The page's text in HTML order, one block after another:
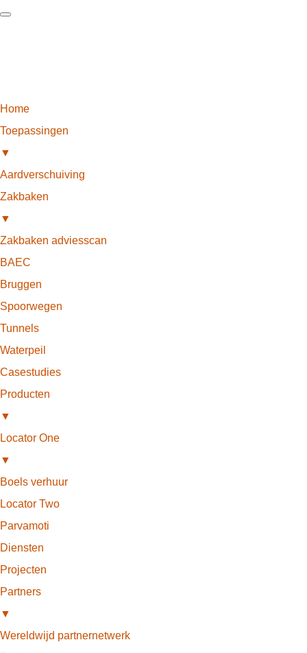
Home
Toepassingen
▼
Aardverschuiving
Zakbaken
▼
Zakbaken adviesscan
BAEC
Bruggen
Spoorwegen
Tunnels
Waterpeil
Casestudies
Producten
▼
Locator One
▼
Boels verhuur
Locator Two
Parvamoti
Diensten
Projecten
Partners
▼
Wereldwijd partnernetwerk